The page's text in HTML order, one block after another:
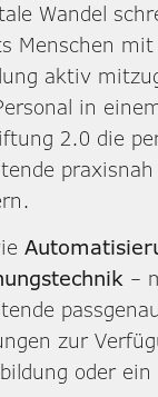
Wandel
Menschen
aktiv
in
2.0 die
–
zur
oder